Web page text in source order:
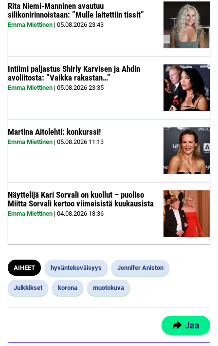
Rita Niemi-Manninen avautuu
silikonirinnoistaan: ”Mulle laitettiin tissit”
Emma Miettinen | 05.08.2026 23:43
Intiimi paljastus Shirly Karvisen ja Ahdin
avoliitosta: ”Vaikka rakastan…”
Emma Miettinen | 05.08.2026 23:35
Martina Aitolehti: konkurssi!
Emma Miettinen | 05.08.2026 11:13
Näyttelijä Kari Sorvali on kuollut – puoliso
Miitta Sorvali kertoo viimeisistä kuukausista
Emma Miettinen | 04.08.2026 18:36
AIHEET hyväntekeväisyys Jennifer Aniston
Julkkikset korona muotokuva
Jaa